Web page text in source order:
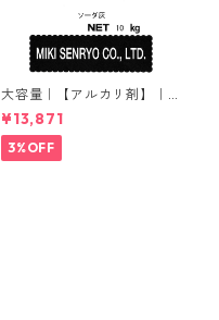
大容量｜【アルカリ剤】｜1
0kg｜ソーダ灰（炭酸ナト
リウム）
¥13,871
3%OFF